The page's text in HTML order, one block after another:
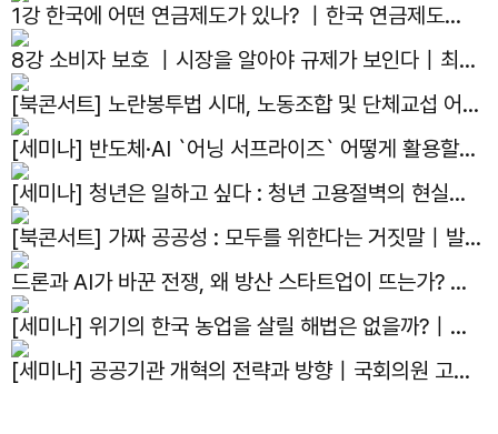
1강 한국에 어떤 연금제도가 있나? ｜한국 연금제도의
현재와 미래｜김용하 교수
8강 소비자 보호 ｜시장을 알아야 규제가 보인다｜최병
선 명예교수
[북콘서트] 노란봉투법 시대, 노동조합 및 단체교섭 어떻
게 대응하나?｜발간기념 북콘서트
[세미나] 반도체·AI `어닝 서프라이즈` 어떻게 활용할
것인가?｜국회의원 김용태, 한반도선진화재단, 자유기
업원, 주간조선 주최 세미나
[세미나] 청년은 일하고 싶다 : 청년 고용절벽의 현실과
해법｜국회의원 박수영, 자유기업원 공동주최 세미나
[북콘서트] 가짜 공공성 : 모두를 위한다는 거짓말｜발간
기념 북콘서트
드론과 AI가 바꾼 전쟁, 왜 방산 스타트업이 뜨는가? ｜
선유도 스터디 4화
[세미나] 위기의 한국 농업을 살릴 해법은 없을까?｜제
14회 아고라이코노미카
[세미나] 공공기관 개혁의 전략과 방향｜국회의원 고동